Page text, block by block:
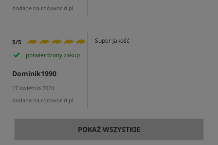
dodane na rockworld.pl
5/5
potwierdzony zakup
Dominik1990
17 kwietnia 2024
dodane na rockworld.pl
Super Jakość
POKAŻ WSZYSTKIE